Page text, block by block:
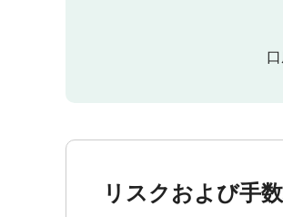
リスクおよび手